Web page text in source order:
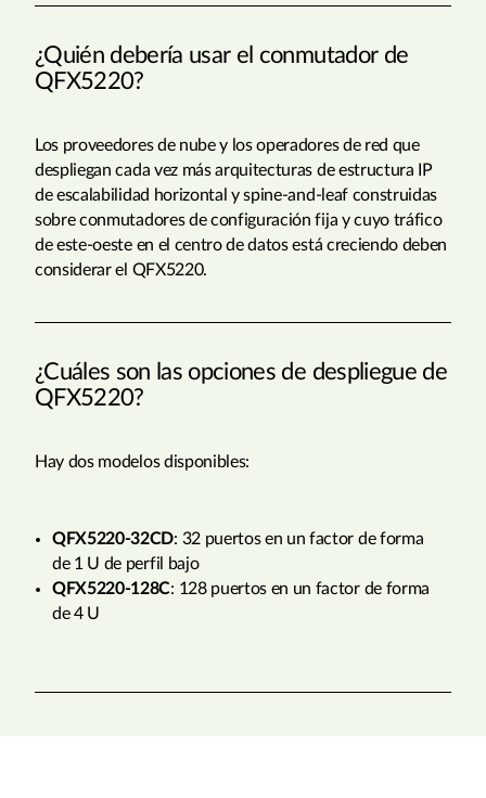
¿Quién debería usar el conmutador de
QFX5220?
Los proveedores de nube y los operadores de red que
despliegan cada vez más arquitecturas de estructura IP
de escalabilidad horizontal y spine-and-leaf construidas
sobre conmutadores de configuración fija y cuyo tráfico
de este-oeste en el centro de datos está creciendo deben
considerar el QFX5220.
¿Cuáles son las opciones de despliegue de
QFX5220?
Hay dos modelos disponibles:
QFX5220-32CD: 32 puertos en un factor de forma
de 1 U de perfil bajo
QFX5220-128C: 128 puertos en un factor de forma
de 4 U